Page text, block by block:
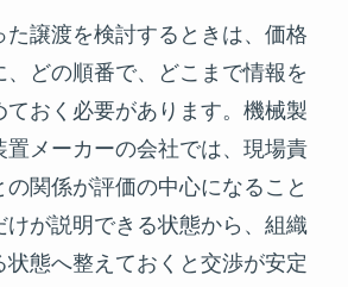
た譲渡を検討するときは、価格
、どの順番で、どこまで情報を
ておく必要があります。機械製
置メーカーの会社では、現場責
関係が評価の中心になること
けが説明できる状態から、組織
状態へ整えておくと交渉が安定